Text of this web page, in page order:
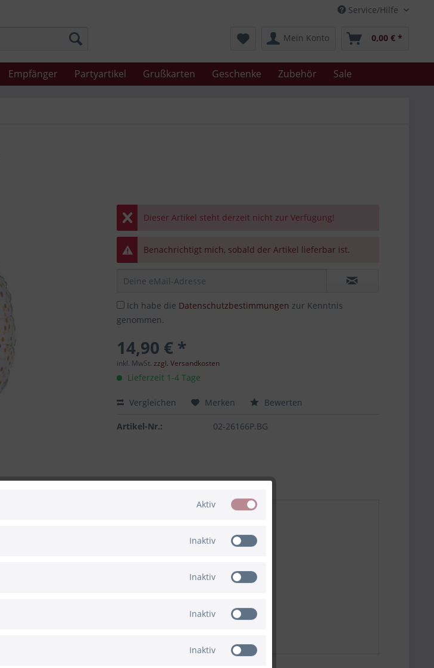
Service/Hilfe
Mein Konto 0,00 € *
Empfänger Partyartikel Grußkarten Geschenke Zubehör Sale
Dieser Artikel steht derzeit nicht zur Verfügung!
Benachrichtigt mich, sobald der Artikel lieferbar ist.
Ich habe die Datenschutzbestimmungen zur Kenntnis
genommen.
14,90 € *
inkl. MwSt.zzgl. Versandkosten
Lieferzeit 1-4 Tage
Vergleichen Merken Bewerten
Artikel-Nr.: 02-26166P.BG
Aktiv
Inaktiv
Inaktiv
Inaktiv
Inaktiv